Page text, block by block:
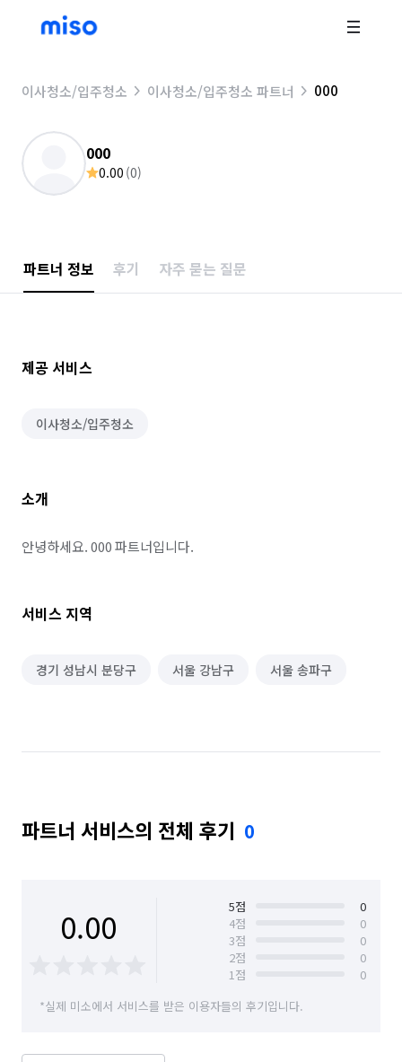
이사청소/입주청소 이사청소/입주청소 파트너 000
000
0.00 (0)
파트너 정보 후기 자주 묻는 질문
제공 서비스
이사청소/입주청소
소개
안녕하세요. 000 파트너입니다.
서비스 지역
경기 성남시 분당구 서울 강남구 서울 송파구
파트너 서비스의 전체 후기 0
0.00 5점
0
4점
0
3점
0
2점
0
1점
0
*실제 미소에서 서비스를 받은 이용자들의 후기입니다.